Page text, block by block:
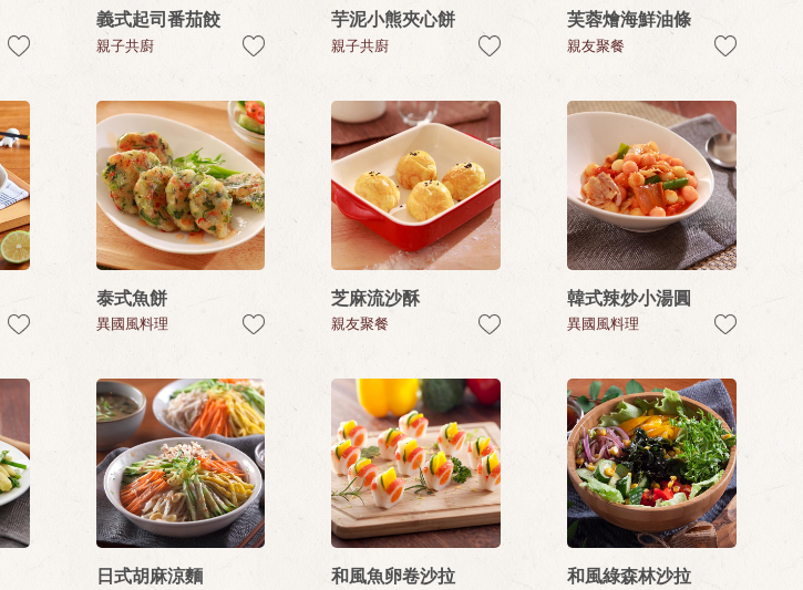
義式起司番茄餃
親子共廚
芋泥小熊夾心餅
親子共廚
芙蓉燴海鮮油條
親友聚餐
泰式魚餅
異國風料理
芝麻流沙酥
親友聚餐
韓式辣炒小湯圓
異國風料理
日式胡麻涼麵 和風魚卵卷沙拉 和風綠森林沙拉